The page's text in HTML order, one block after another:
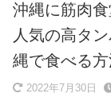
沖縄に筋肉
人気の高タ
縄で食べる
2022年7月30日